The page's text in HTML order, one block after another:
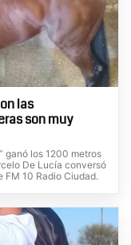
las
son muy
ganó los 1200 metros
De Lucía conversó
10 Radio Ciudad.